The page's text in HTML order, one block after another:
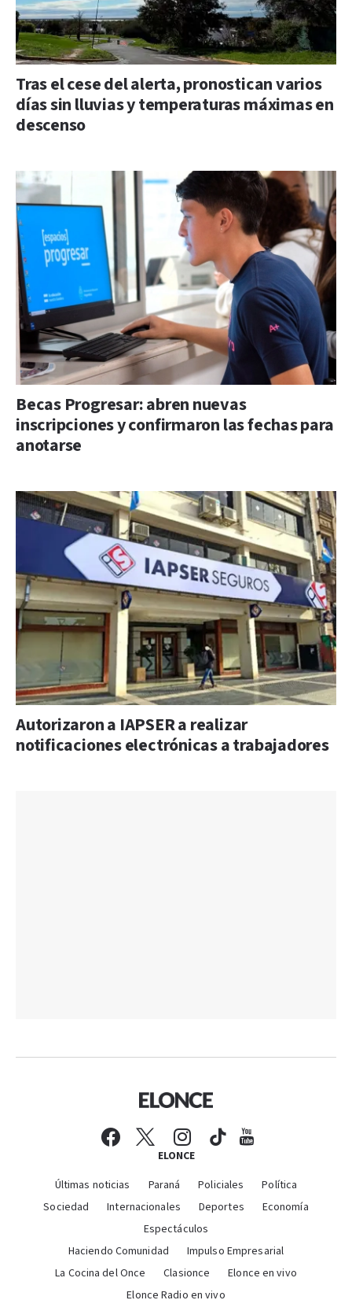
Tras el cese del alerta, pronostican varios
días sin lluvias y temperaturas máximas en
descenso
Becas Progresar: abren nuevas
inscripciones y confirmaron las fechas para
anotarse
Autorizaron a IAPSER a realizar
notificaciones electrónicas a trabajadores
ELONCE
Últimas noticias Paraná Policiales
Política
Sociedad
Internacionales Deportes
Economía
Espectáculos
Haciendo Comunidad
Impulso Empresarial
La Cocina del Once
Clasionce
Elonce en vivo
Elonce Radio en vivo